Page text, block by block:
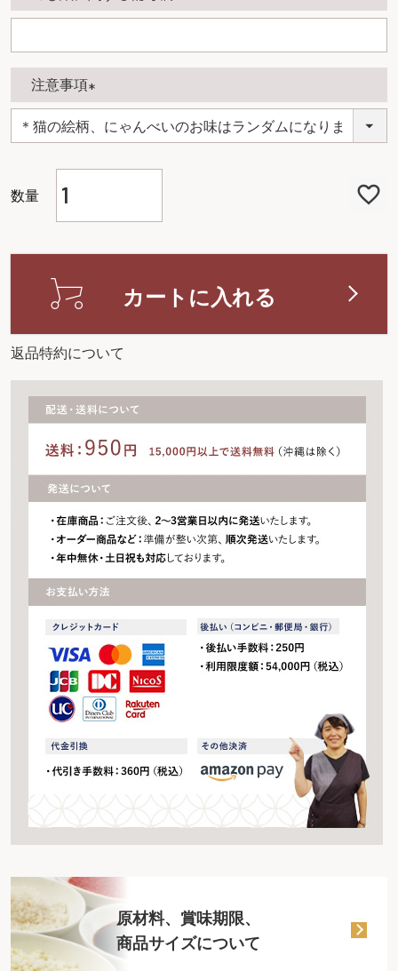
注意事項
(
必
カートに入れる
返品特約について
原材料、賞味期限、
商品サイズについて